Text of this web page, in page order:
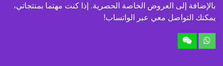
بالإضافة إلى العروض الخاصة الحصرية. إذا كنت مهتما بمنتجاتي،
يمكنك التواصل معي عبر الواتساب!